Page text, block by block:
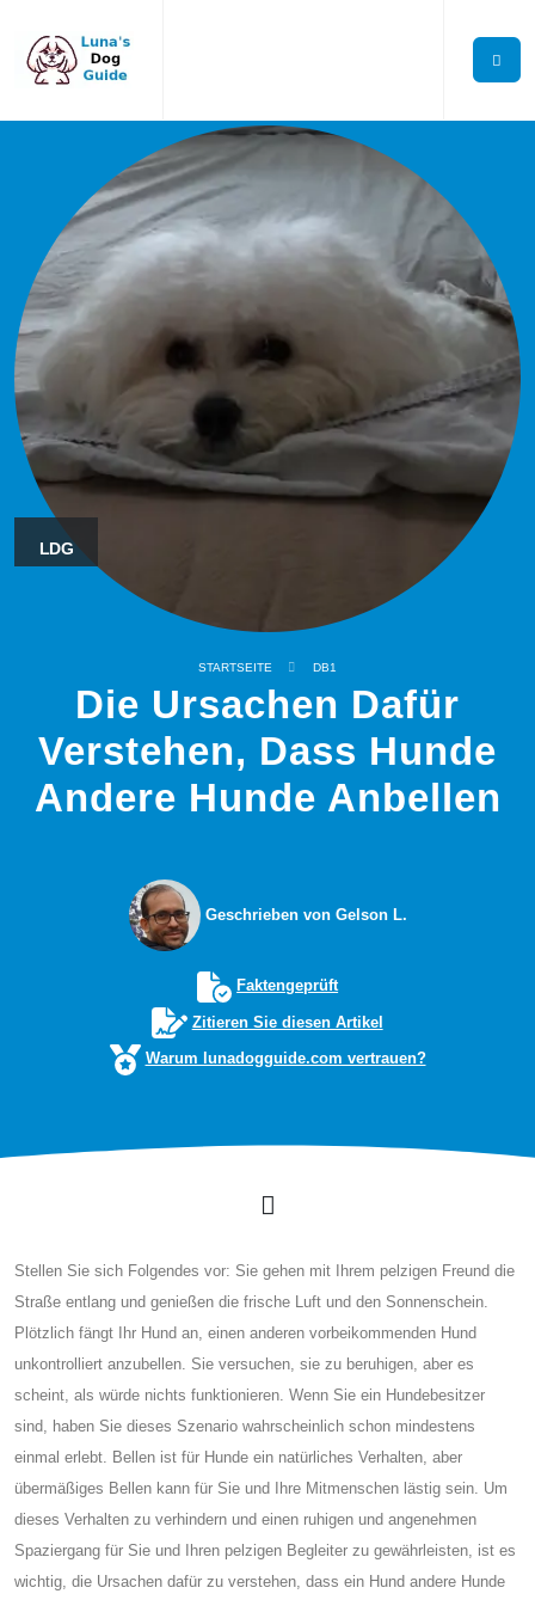
LDG
STARTSEITE DB1
Die Ursachen Dafür
Verstehen, Dass Hunde
Andere Hunde Anbellen
Geschrieben von Gelson L.
Faktengeprüft
Zitieren Sie diesen Artikel
Warum lunadogguide.com vertrauen?
Stellen Sie sich Folgendes vor: Sie gehen mit Ihrem pelzigen Freund die
Straße entlang und genießen die frische Luft und den Sonnenschein.
Plötzlich fängt Ihr Hund an, einen anderen vorbeikommenden Hund
unkontrolliert anzubellen. Sie versuchen, sie zu beruhigen, aber es
scheint, als würde nichts funktionieren. Wenn Sie ein Hundebesitzer
sind, haben Sie dieses Szenario wahrscheinlich schon mindestens
einmal erlebt. Bellen ist für Hunde ein natürliches Verhalten, aber
übermäßiges Bellen kann für Sie und Ihre Mitmenschen lästig sein. Um
dieses Verhalten zu verhindern und einen ruhigen und angenehmen
Spaziergang für Sie und Ihren pelzigen Begleiter zu gewährleisten, ist es
wichtig, die Ursachen dafür zu verstehen, dass ein Hund andere Hunde